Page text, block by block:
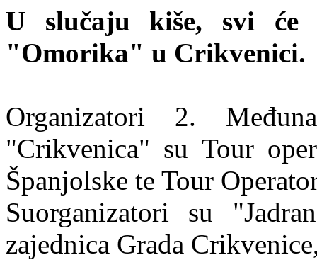
U slučaju kiše, svi će
"Omorika" u Crikvenici.
Organizatori 2.
"Crikvenica" su Tour
Španjolske te Tour
Suorganizatori su
zajednica Grada